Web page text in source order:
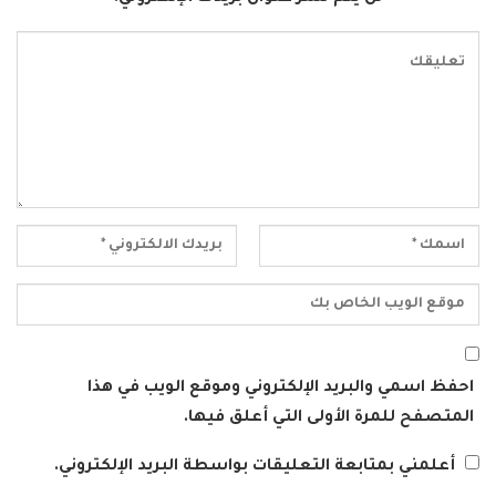
احفظ اسمي والبريد الإلكتروني وموقع الويب في هذا
المتصفح للمرة الأولى التي أعلق فيها.
أعلمني بمتابعة التعليقات بواسطة البريد الإلكتروني.